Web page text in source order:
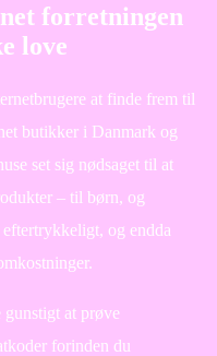
forretningen
love
at finde frem til
butikker i Danmark og
set sig nødsaget til at
– til børn, og
og endda
at prøve
forinden du